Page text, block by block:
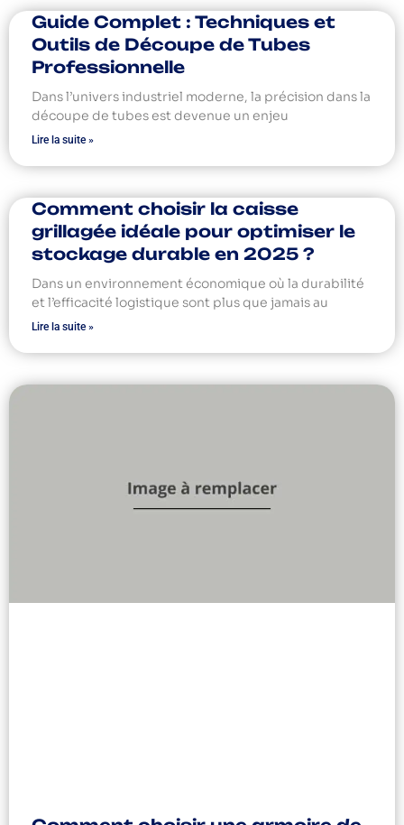
Guide Complet : Techniques et
Outils de Découpe de Tubes
Professionnelle
Dans l’univers industriel moderne, la précision dans la
découpe de tubes est devenue un enjeu
Lire la suite »
Comment choisir la caisse
grillagée idéale pour optimiser le
stockage durable en 2025 ?
Dans un environnement économique où la durabilité
et l’efficacité logistique sont plus que jamais au
Lire la suite »